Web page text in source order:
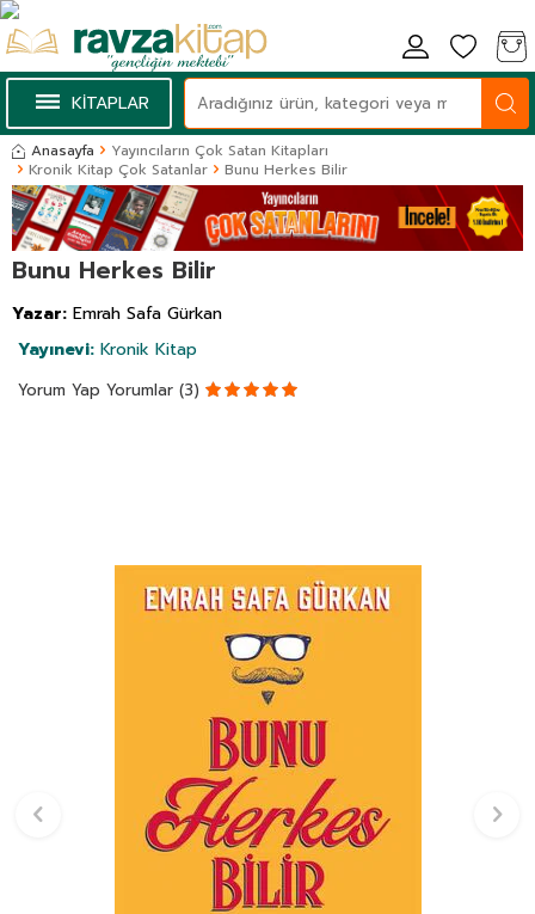
KİTAPLAR
Anasayfa
Yayıncıların Çok Satan Kitapları
Kronik Kitap Çok Satanlar
Bunu Herkes Bilir
Bunu Herkes Bilir
Yazar: Emrah Safa Gürkan
Yayınevi: Kronik Kitap
Yorum Yap Yorumlar (3)